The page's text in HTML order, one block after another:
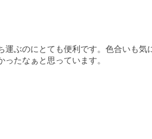
ぶのにとても便利です。色合いも気
たなぁと思っています。